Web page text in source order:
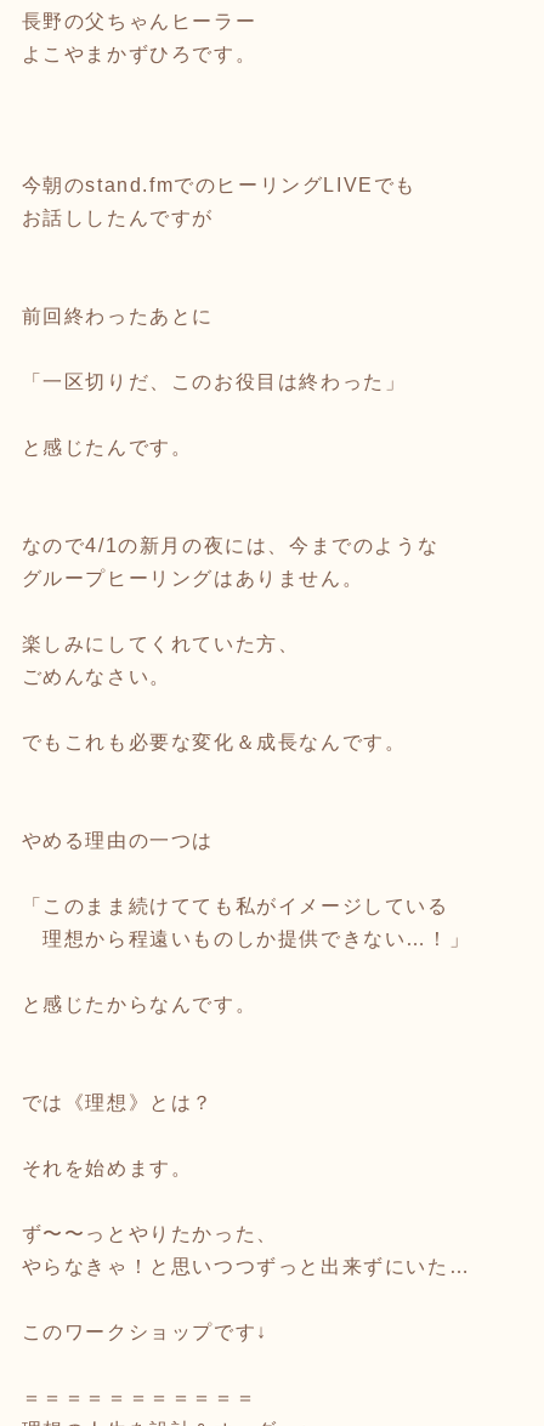
長野の父ちゃんヒーラー
よこやまかずひろです。
今朝のstand.fmでのヒーリングLIVEでも
お話ししたんですが
前回終わったあとに
「一区切りだ、このお役目は終わった」
と感じたんです。
なので4/1の新月の夜には、今までのような
グループヒーリングはありません。
楽しみにしてくれていた方、
ごめんなさい。
でもこれも必要な変化＆成長なんです。
やめる理由の一つは
「このまま続けてても私がイメージしている
理想から程遠いものしか提供できない…！」
と感じたからなんです。
では《理想》とは？
それを始めます。
ず〜〜っとやりたかった、
やらなきゃ！と思いつつずっと出来ずにいた…
このワークショップです↓
＝＝＝＝＝＝＝＝＝＝＝